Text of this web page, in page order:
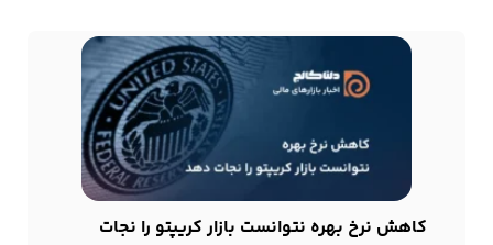
کاهش نرخ بهره نتوانست بازار کریپتو را نجات